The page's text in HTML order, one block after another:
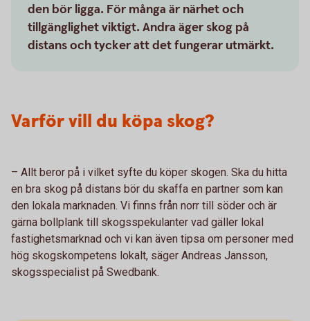
den bör ligga. För många är närhet och
tillgänglighet viktigt. Andra äger skog på
distans och tycker att det fungerar utmärkt.
Varför vill du köpa skog?
– Allt beror på i vilket syfte du köper skogen. Ska du hitta
en bra skog på distans bör du skaffa en partner som kan
den lokala marknaden. Vi finns från norr till söder och är
gärna bollplank till skogsspekulanter vad gäller lokal
fastighetsmarknad och vi kan även tipsa om personer med
hög skogskompetens lokalt, säger Andreas Jansson,
skogsspecialist på Swedbank.